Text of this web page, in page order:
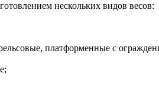
нескольких видов весов:
платформенные с